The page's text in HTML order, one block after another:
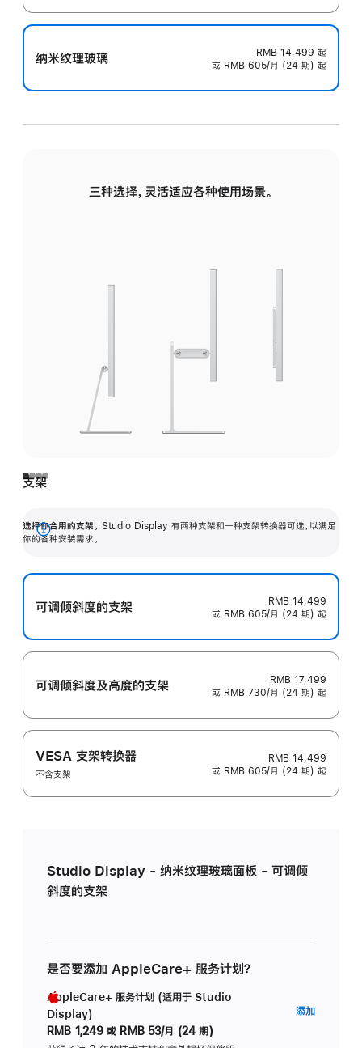
纳米纹理玻璃 RMB 14,499 起
或 RMB 605/月 (24 期) 起
三种选择，灵活适应各种使用场景。
支架
选择你合用的支架。 Studio Display 有两种支架和一种支架转换器可选，以满足
你的各种安装需求。
展
可调倾斜度的支架
RMB 14,499
或 RMB 605/月 (24 期) 起
可调倾斜度及高‍度的支‍架
RMB 17,499
或 RMB 730/月 (24 期) 起
VESA 支架转换器
不含支架
RMB 14,499
或 RMB 605/月 (24 期) 起
Studio Display - 纳米纹理玻璃面板 - 可调倾
斜度的支架
是否要添加 AppleCare+ 服务计划？
AppleCare+ 服务计划 (适用于 Studio
Display)
RMB 1,249 或 RMB 53/月 (24 期)
添加